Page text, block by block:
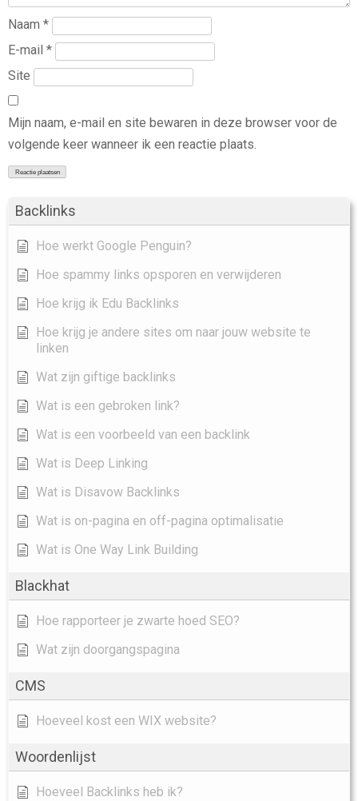
Backlinks
Hoe werkt Google Penguin?
Hoe spammy links opsporen en verwijderen
Hoe krijg ik Edu Backlinks
Hoe krijg je andere sites om naar jouw website te
linken
Wat zijn giftige backlinks
Wat is een gebroken link?
Wat is een voorbeeld van een backlink
Wat is Deep Linking
Wat is Disavow Backlinks
Wat is on-pagina en off-pagina optimalisatie
Wat is One Way Link Building
Blackhat
Hoe rapporteer je zwarte hoed SEO?
Wat zijn doorgangspagina
CMS
Hoeveel kost een WIX website?
Woordenlijst
Hoeveel Backlinks heb ik?
Naam *
E-mail *
Site
Mijn naam, e-mail en site bewaren in deze browser voor de
volgende keer wanneer ik een reactie plaats.